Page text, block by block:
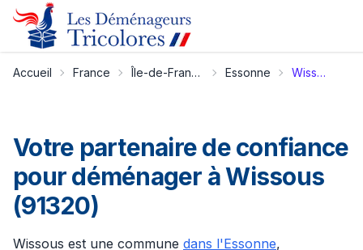
Accueil France Île-de-France Essonne Wissous
Votre partenaire de confiance
pour déménager à Wissous
(91320)
Wissous est une commune dans l'Essonne,